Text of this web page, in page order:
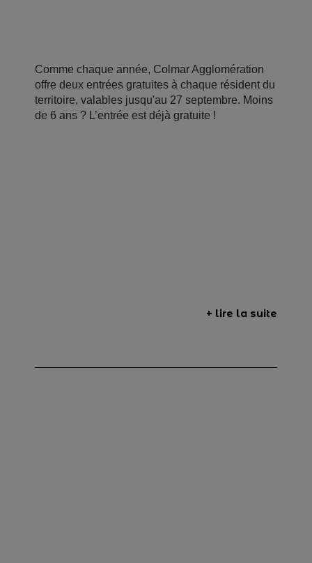
Comme chaque année, Colmar Agglomération
offre deux entrées gratuites à chaque résident du
territoire, valables jusqu'au 27 septembre. Moins
de 6 ans ? L’entrée est déjà gratuite !
+ lire la suite